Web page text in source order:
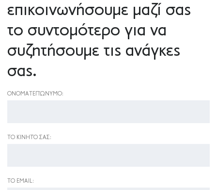
επικοινωνήσουμε μαζί σας
το συντομότερο για να
συζητήσουμε τις ανάγκες
σας.
ΟΝΟΜΑΤΕΠΏΝΥΜΟ:
ΤΟ ΚΙΝΗΤΌ ΣΑΣ:
ΤΟ EMAIL: